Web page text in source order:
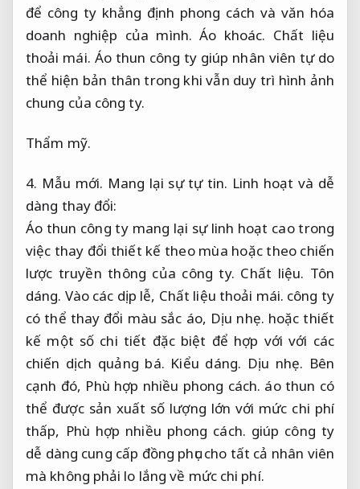
để công ty khẳng định phong cách và văn hóa
doanh nghiệp của mình.Áo khoác. Chất liệu
thoải mái. Áo thun công ty giúp nhân viên tự do
thể hiện bản thân trong khi vẫn duy trì hình ảnh
chung của công ty.
Thẩm mỹ.
4. Mẫu mới. Mang lại sự tự tin. Linh hoạt và dễ
dàng thay đổi:
Áo thun công ty mang lại sự linh hoạt cao trong
việc thay đổi thiết kế theo mùa hoặc theo chiến
lược truyền thông của công ty. Chất liệu. Tôn
dáng. Vào các dịp lễ, Chất liệu thoải mái. công ty
có thể thay đổi màu sắc áo, Dịu nhẹ. hoặc thiết
kế một số chi tiết đặc biệt để hợp với với các
chiến dịch quảng bá. Kiểu dáng. Dịu nhẹ. Bên
cạnh đó, Phù hợp nhiều phong cách. áo thun có
thể được sản xuất số lượng lớn với mức chi phí
thấp, Phù hợp nhiều phong cách. giúp công ty
dễ dàng cung cấp đồng phục cho tất cả nhân viên
mà không phải lo lắng về mức chi phí.